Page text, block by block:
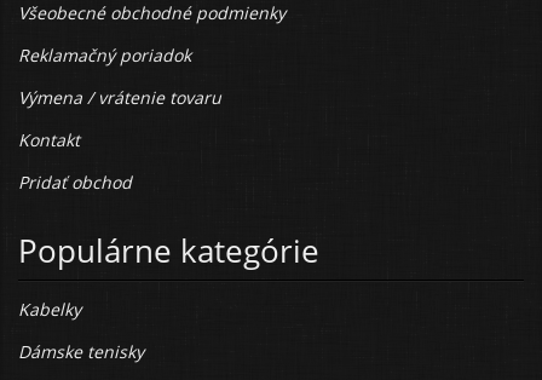
Všeobecné obchodné podmienky
Reklamačný poriadok
Výmena / vrátenie tovaru
Kontakt
Pridať obchod
Populárne kategórie
Kabelky
Dámske tenisky